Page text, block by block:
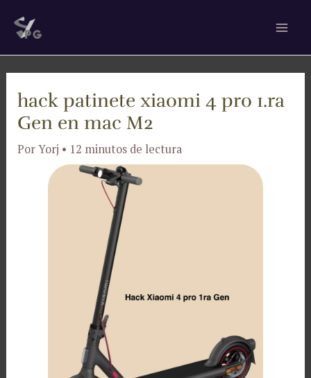
hack patinete xiaomi 4 pro 1.ra
Gen en mac M2
PorYorj • 12 minutos de lectura
de